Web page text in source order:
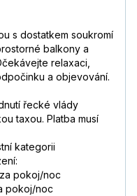
s dostatkem soukromí
balkony a
relaxaci,
a objevování.
řecké vlády
taxou. Platba musí
kategorii
pokoj/noc
pokoj/noc